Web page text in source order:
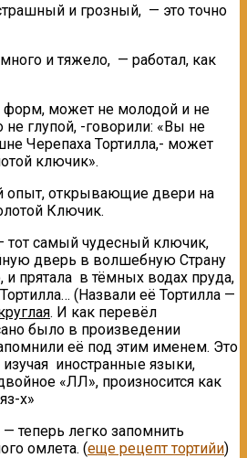
и грозный, — это точно
и тяжело, — работал, как
может не молодой и не
не глупой, -говорили: «Вы не
Черепаха Тортилла,- может
ключик».
опыт, открывающие двери на
Ключик.
тот самый чудесный ключик,
дверь в волшебную Страну
и прятала в тёмных водах пруда,
(Назвали её Тортилла —
. И как перевёл
было в произведении
её под этим именем. Это
иностранные языки,
«ЛЛ», произносится как
х»
— теперь легко запомнить
омлета. (еще рецепт тортийи)